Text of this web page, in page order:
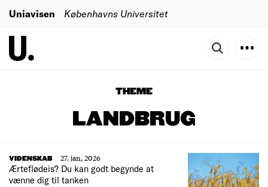
Uniavisen Københavns Universitet
THEME
LANDBRUG
VIDENSKAB
27. jan, 2026
Ærteflødeis? Du kan godt begynde at
vænne dig til tanken